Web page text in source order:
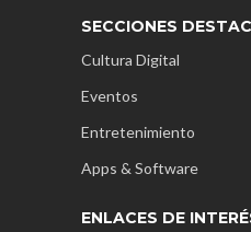
SECCIONES
Cultura Digital
Eventos
Entretenimiento
Apps & Software
ENLACES DE